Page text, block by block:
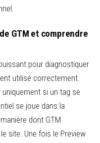
GTM et comprendre
pour diagnostiquer
utilisé correctement.
si un tag se
se joue dans la
dont GTM
site. Une fois le Preview